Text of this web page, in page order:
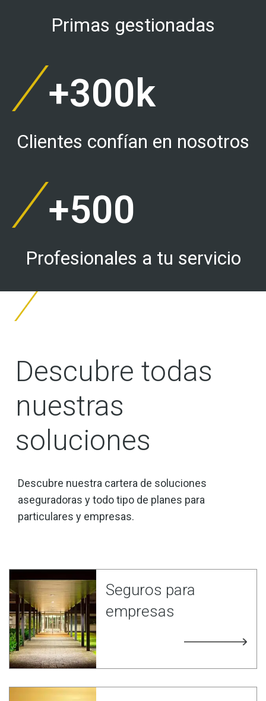
Primas gestionadas
Clientes confían en nosotros​
+300 k
Profesionales a tu servicio
+500
Descubre todas
nuestras
soluciones
Descubre nuestra cartera de soluciones
aseguradoras y todo tipo de planes para
particulares y empresas.
Seguros para
empresas